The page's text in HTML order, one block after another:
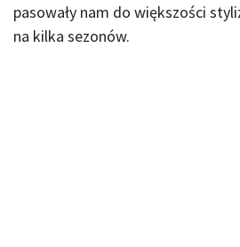
pasowały nam do większości
na kilka sezonów.